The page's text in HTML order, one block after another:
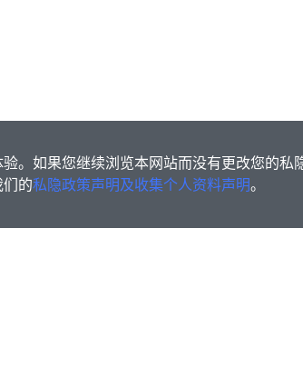
。如果您继续浏览本网站而没有更改您的私
的私隐政策声明及收集个人资料声明。